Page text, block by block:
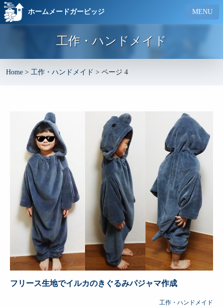
ホームメードガービッジ MENU
工作・ハンドメイド
Home > 工作・ハンドメイド > ページ 4
フリース生地でイルカのきぐるみパジャマ作成
工作・ハンドメイド